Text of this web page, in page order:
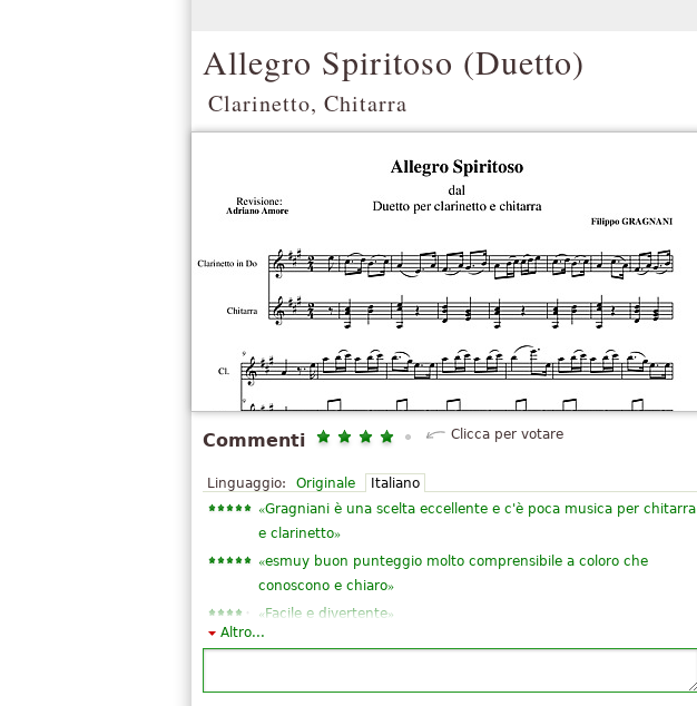
Allegro Spiritoso (Duetto)
Clarinetto, Chitarra
Commenti Clicca per votare
Linguaggio: Originale Italiano
«Gragniani è una scelta eccellente e c'è poca musica per chitarra
e clarinetto»
«esmuy buon punteggio molto comprensibile a coloro che
conoscono e chiaro»
«Facile e divertente»
«
«Semplice e molto bello.»
Altro...